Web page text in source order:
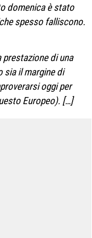
domenica è stato
spesso falliscono.
di una
sia il margine di
oggi per
Europeo). […]